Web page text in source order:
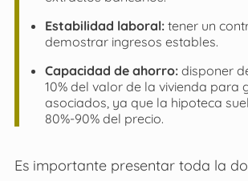
Estabilidad laboral:tener un
demostrar ingresos estables.
Capacidad de ahorro:disponer
10% del valor de la vivienda para
asociados, ya que la hipoteca
80%-90% del precio.
Es importante presentar toda la